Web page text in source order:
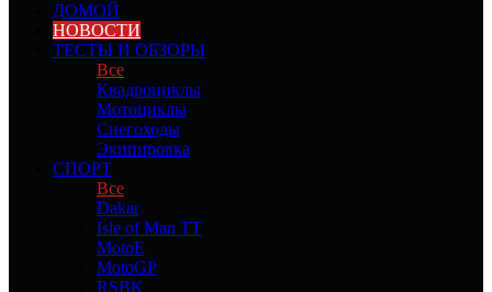
ДОМОЙ
НОВОСТИ
ТЕСТЫ И ОБЗОРЫ
Все
Квадроциклы
Мотоциклы
Снегоходы
Экипировка
СПОРТ
Все
Dakar
Isle of Man TT
MotoE
MotoGP
RSBK